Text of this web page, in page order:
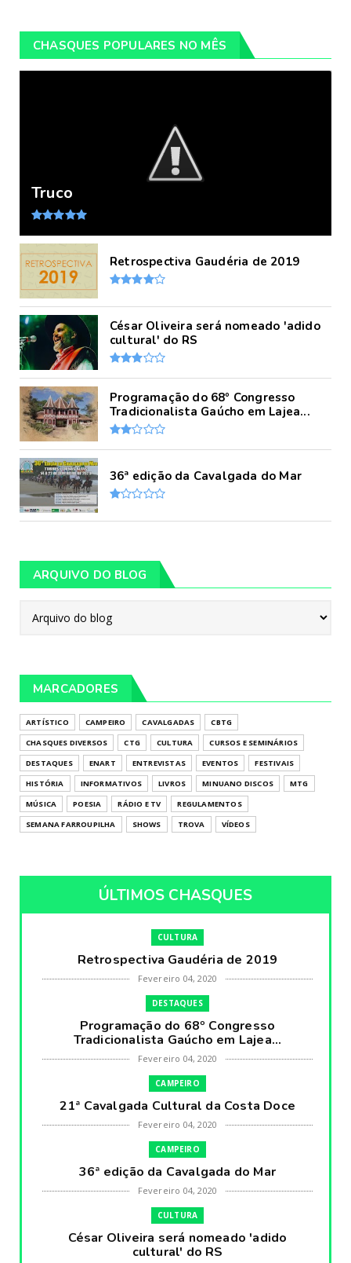
CHASQUES POPULARES NO MÊS
Truco
Retrospectiva Gaudéria de 2019
César Oliveira será nomeado 'adido
cultural' do RS
Programação do 68º Congresso
Tradicionalista Gaúcho em Lajea...
36ª edição da Cavalgada do Mar
ARQUIVO DO BLOG
MARCADORES
ARTÍSTICO CAMPEIRO CAVALGADAS
CBTG
CHASQUES DIVERSOS
CTG CULTURA
CURSOS E SEMINÁRIOS
DESTAQUES
ENART ENTREVISTAS EVENTOS
FESTIVAIS
HISTÓRIA
INFORMATIVOS LIVROS MINUANO DISCOS
MTG
MÚSICA
POESIA RÁDIO E TV
REGULAMENTOS
SEMANA FARROUPILHA
SHOWS TROVA VÍDEOS
ÚLTIMOS CHASQUES
CULTURA
Retrospectiva Gaudéria de 2019
Fevereiro 04, 2020
DESTAQUES
Programação do 68º Congresso
Tradicionalista Gaúcho em Lajea...
Fevereiro 04, 2020
CAMPEIRO
21ª Cavalgada Cultural da Costa Doce
Fevereiro 04, 2020
CAMPEIRO
36ª edição da Cavalgada do Mar
Fevereiro 04, 2020
CULTURA
César Oliveira será nomeado 'adido
cultural' do RS